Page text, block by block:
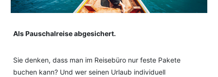
Als Pauschalreise abgesichert.
Sie denken, dass man im Reisebüro nur feste Pakete
buchen kann? Und wer seinen Urlaub individuell